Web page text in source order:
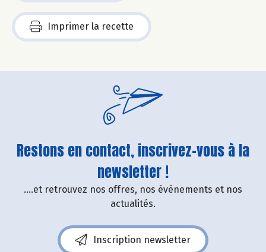
Imprimer la recette
Restons en contact, inscrivez-vous à la
newsletter !
....et retrouvez nos offres, nos événements et nos
actualités.
Inscription newsletter